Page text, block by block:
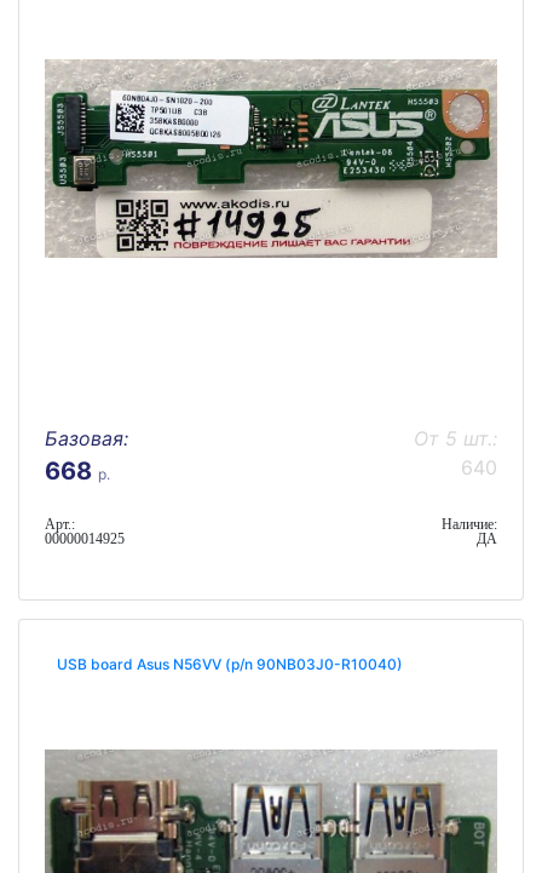
Базовая:
668 р.
От 5 шт.:
640
Арт.:
00000014925
Наличие:
ДА
USB board Asus N56VV (p/n 90NB03J0-R10040)